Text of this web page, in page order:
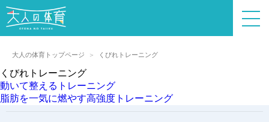
大人の体育トップページ くびれトレーニング
くびれトレーニング
投
稿
動いて整えるトレーニング
脂肪を一気に燃やす高強度トレーニング